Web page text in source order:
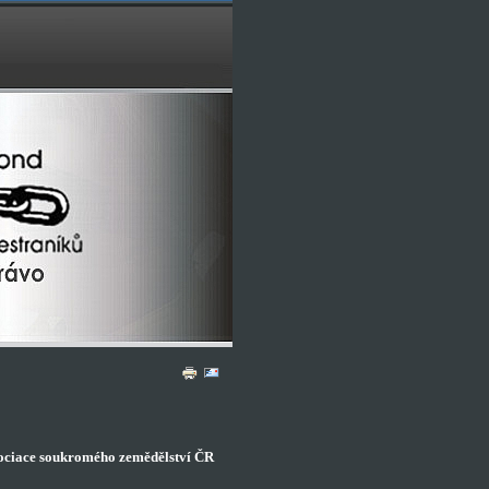
soukromého zemědělství ČR